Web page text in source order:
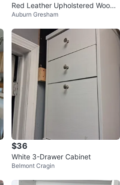
Red Leather Upholstered Wood
Bar Stool
Auburn Gresham
$36
White 3-Drawer Cabinet
Belmont Cragin